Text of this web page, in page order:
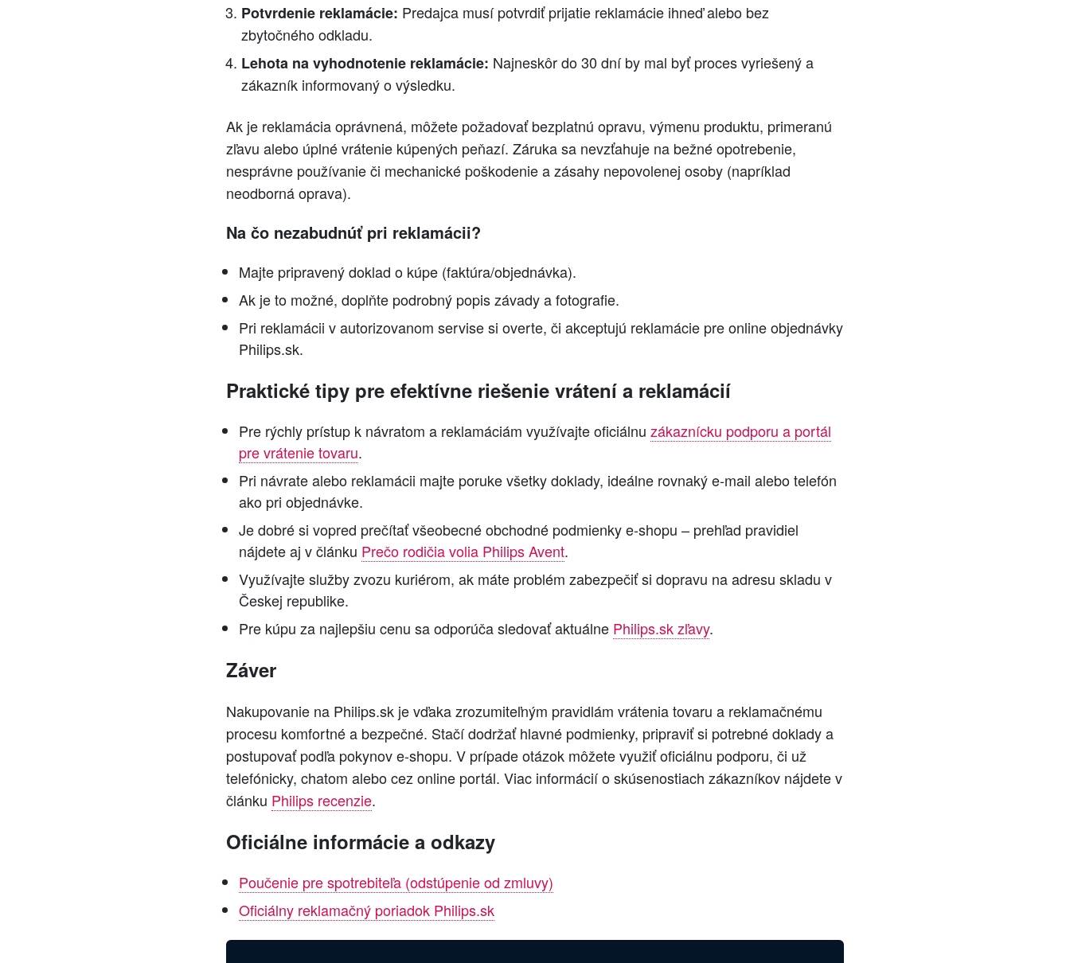
Potvrdenie reklamácie: Predajca musí potvrdiť prijatie reklamácie ihneď alebo bez
zbytočného odkladu.
Lehota na vyhodnotenie reklamácie: Najneskôr do 30 dní by mal byť proces vyriešený a
zákazník informovaný o výsledku.
Ak je reklamácia oprávnená, môžete požadovať bezplatnú opravu, výmenu produktu, primeranú
zľavu alebo úplné vrátenie kúpených peňazí. Záruka sa nevzťahuje na bežné opotrebenie,
nesprávne používanie či mechanické poškodenie a zásahy nepovolenej osoby (napríklad
neodborná oprava).
Na čo nezabudnúť pri reklamácii?
Majte pripravený doklad o kúpe (faktúra/objednávka).
Ak je to možné, doplňte podrobný popis závady a fotografie.
Pri reklamácii v autorizovanom servise si overte, či akceptujú reklamácie pre online objednávky
Philips.sk.
Praktické tipy pre efektívne riešenie vrátení a reklamácií
Pre rýchly prístup k návratom a reklamáciám využívajte oficiálnu zákaznícku podporu a portál
pre vrátenie tovaru.
Pri návrate alebo reklamácii majte poruke všetky doklady, ideálne rovnaký e-mail alebo telefón
ako pri objednávke.
Je dobré si vopred prečítať všeobecné obchodné podmienky e-shopu – prehľad pravidiel
nájdete aj v článku Prečo rodičia volia Philips Avent.
Využívajte služby zvozu kuriérom, ak máte problém zabezpečiť si dopravu na adresu skladu v
Českej republike.
Pre kúpu za najlepšiu cenu sa odporúča sledovať aktuálne Philips.sk zľavy.
Záver
Nakupovanie na Philips.sk je vďaka zrozumiteľným pravidlám vrátenia tovaru a reklamačnému
procesu komfortné a bezpečné. Stačí dodržať hlavné podmienky, pripraviť si potrebné doklady a
postupovať podľa pokynov e-shopu. V prípade otázok môžete využiť oficiálnu podporu, či už
telefónicky, chatom alebo cez online portál. Viac informácií o skúsenostiach zákazníkov nájdete v
článku Philips recenzie.
Oficiálne informácie a odkazy
Poučenie pre spotrebiteľa (odstúpenie od zmluvy)
Oficiálny reklamačný poriadok Philips.sk